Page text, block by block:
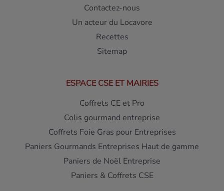
Contactez-nous
Un acteur du Locavore
Recettes
Sitemap
ESPACE CSE ET MAIRIES
Coffrets CE et Pro
Colis gourmand entreprise
Coffrets Foie Gras pour Entreprises
Paniers Gourmands Entreprises Haut de gamme
Paniers de Noël Entreprise
Paniers & Coffrets CSE